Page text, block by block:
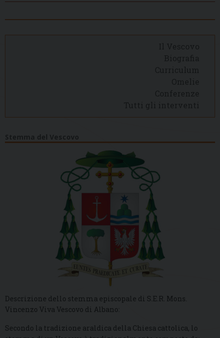
Descrizione dello stemma episcopale di S.E.R. Mons.
Vincenzo Viva Vescovo di Albano:
Secondo la tradizione araldica della Chiesa cattolica, lo